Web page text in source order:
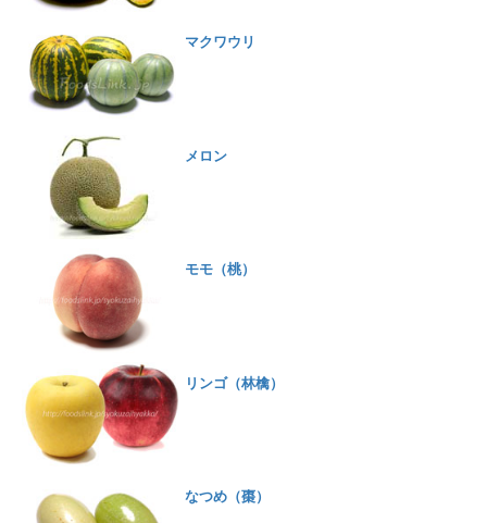
マクワウリ
メロン
モモ（桃）
リンゴ（林檎）
なつめ（棗）